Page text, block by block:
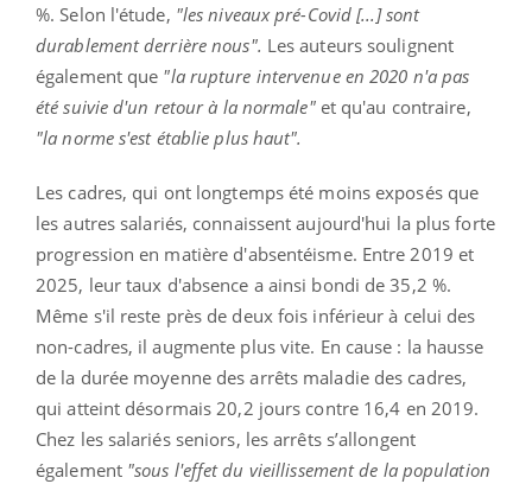
%. Selon l'étude, "les niveaux pré-Covid [...] sont
durablement derrière nous". Les auteurs soulignent
également que "la rupture intervenue en 2020 n'a pas
été suivie d'un retour à la normale" et qu'au contraire,
"la norme s'est établie plus haut".
Les cadres, qui ont longtemps été moins exposés que
les autres salariés, connaissent aujourd'hui la plus forte
progression en matière d'absentéisme. Entre 2019 et
2025, leur taux d'absence a ainsi bondi de 35,2 %.
Même s'il reste près de deux fois inférieur à celui des
non-cadres, il augmente plus vite. En cause : la hausse
de la durée moyenne des arrêts maladie des cadres,
qui atteint désormais 20,2 jours contre 16,4 en 2019.
Chez les salariés seniors, les arrêts s’allongent
également "sous l'effet du vieillissement de la population